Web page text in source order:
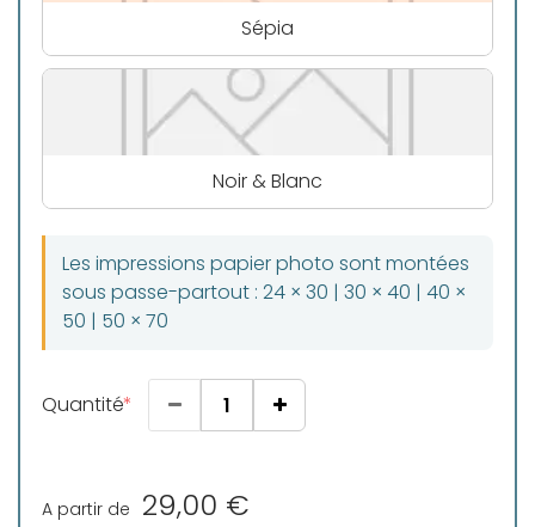
Sépia
Noir & Blanc
Les impressions papier photo sont montées
sous passe-partout : 24 × 30 | 30 × 40 | 40 ×
50 | 50 × 70
Quantité
A partir de 29,00 €